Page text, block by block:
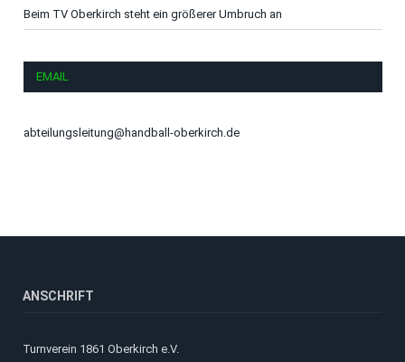
Beim TV Oberkirch steht ein größerer Umbruch an
EMAIL
abteilungsleitung@handball-oberkirch.de
ANSCHRIFT
Turnverein 1861 Oberkirch e.V.